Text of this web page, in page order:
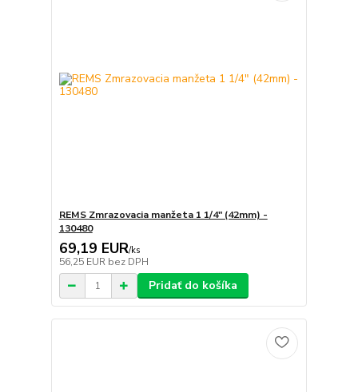
REMS Zmrazovacia manžeta 1 1/4" (42mm) -
130480
69,19 EUR/ks
56,25 EUR bez DPH
Pridať do košíka